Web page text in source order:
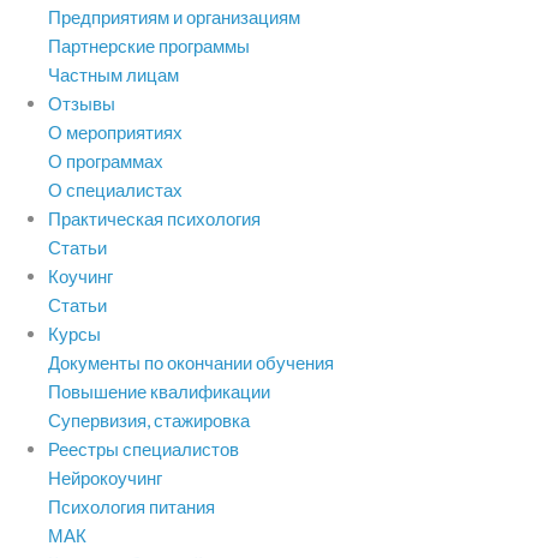
Предприятиям и организациям
Партнерские программы
Частным лицам
Отзывы
О мероприятиях
О программах
О специалистах
Практическая психология
Статьи
Коучинг
Статьи
Курсы
Документы по окончании обучения
Повышение квалификации
Супервизия, стажировка
Реестры специалистов
Нейрокоучинг
Психология питания
МАК